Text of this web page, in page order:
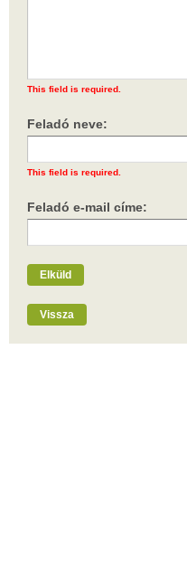
This field is required.
Feladó neve:
This field is required.
Feladó e-mail címe:
Elküld
Vissza